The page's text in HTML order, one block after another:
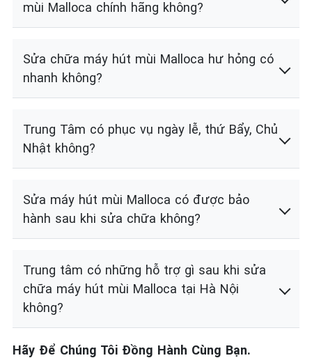
mùi Malloca chính hãng không?
Sửa chữa máy hút mùi Malloca hư hỏng có
nhanh không?
Trung Tâm có phục vụ ngày lễ, thứ Bẩy, Chủ
Nhật không?
Sửa máy hút mùi Malloca có được bảo
hành sau khi sửa chữa không?
Trung tâm có những hỗ trợ gì sau khi sửa
chữa máy hút mùi Malloca tại Hà Nội
không?
Hãy Để Chúng Tôi Đồng Hành Cùng Bạn.